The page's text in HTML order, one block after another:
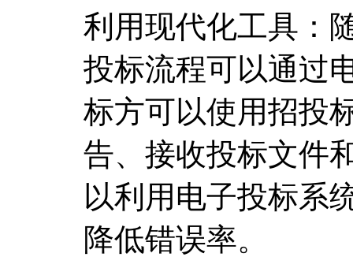
利用现代化工具：
投标流程可以通过
标方可以使用招投
告、接收投标文件
以利用电子投标系
降低错误率。